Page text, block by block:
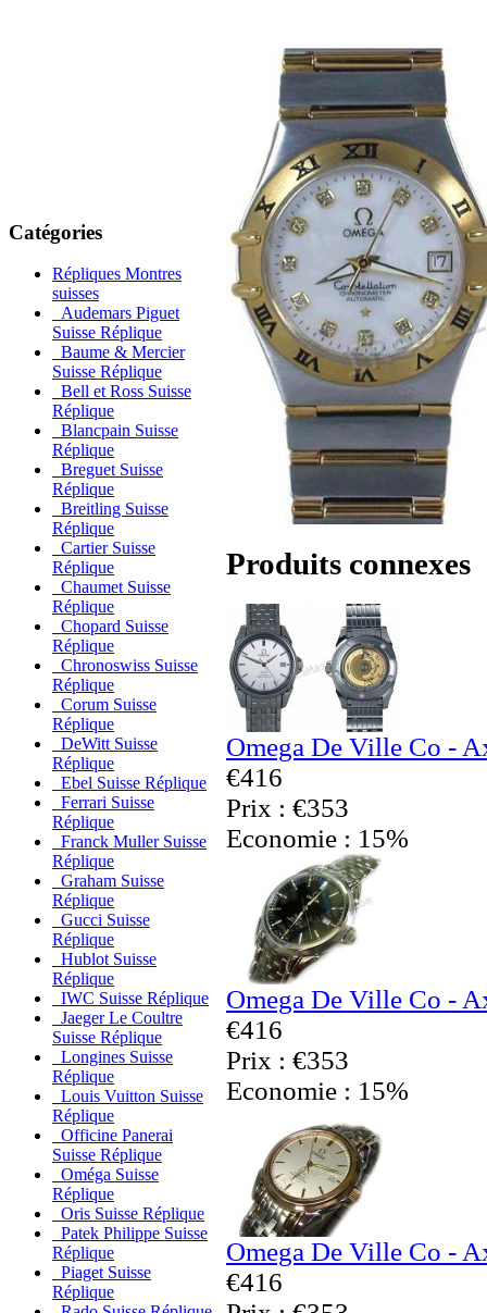
Catégories
Répliques Montres
suisses
Audemars Piguet
Suisse Réplique
Baume & Mercier
Suisse Réplique
Bell et Ross Suisse
Réplique
Blancpain Suisse
Réplique
Breguet Suisse
Réplique
Breitling Suisse
Réplique
Cartier Suisse
Réplique
Chaumet Suisse
Réplique
Chopard Suisse
Réplique
Chronoswiss Suisse
Réplique
Corum Suisse
Réplique
DeWitt Suisse
Réplique
Ebel Suisse Réplique
Ferrari Suisse
Réplique
Franck Muller Suisse
Réplique
Graham Suisse
Réplique
Gucci Suisse
Réplique
Hublot Suisse
Réplique
IWC Suisse Réplique
Jaeger Le Coultre
Suisse Réplique
Longines Suisse
Réplique
Louis Vuitton Suisse
Réplique
Officine Panerai
Suisse Réplique
Oméga Suisse
Réplique
Oris Suisse Réplique
Patek Philippe Suisse
Réplique
Piaget Suisse
Réplique
Produits connexes
Omega De Ville Co -
€416
Prix : €353
Economie : 15%
Omega De Ville Co -
€416
Prix : €353
Economie : 15%
Omega De Ville Co -
€416